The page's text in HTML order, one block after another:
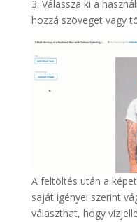
3. Válassza ki a
hozzá szöveget vagy
A feltöltés után a
saját igényei szerint
választhat, hogy